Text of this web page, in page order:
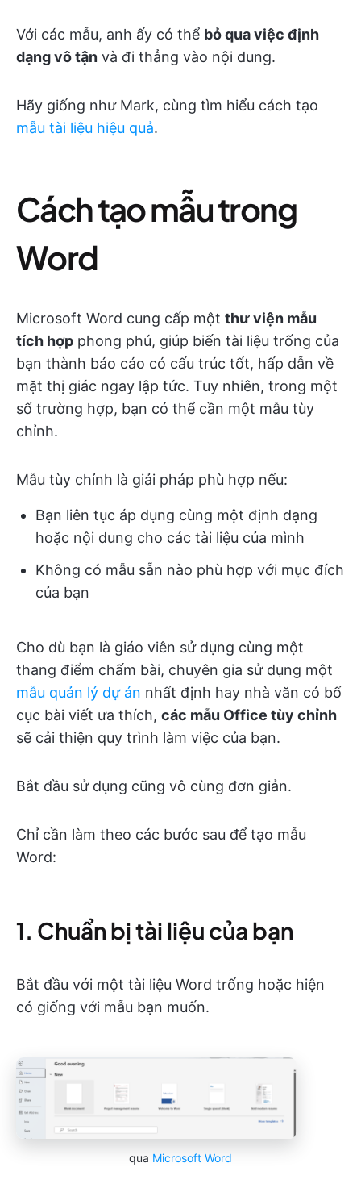
Với các mẫu, anh ấy có thể bỏ qua việc định
dạng vô tận và đi thẳng vào nội dung.
Hãy giống như Mark, cùng tìm hiểu cách tạo
mẫu tài liệu hiệu quả.
Cách tạo mẫu trong
Word
Microsoft Word cung cấp một thư viện mẫu
tích hợp phong phú, giúp biến tài liệu trống của
bạn thành báo cáo có cấu trúc tốt, hấp dẫn về
mặt thị giác ngay lập tức. Tuy nhiên, trong một
số trường hợp, bạn có thể cần một mẫu tùy
chỉnh.
Mẫu tùy chỉnh là giải pháp phù hợp nếu:
Bạn liên tục áp dụng cùng một định dạng
hoặc nội dung cho các tài liệu của mình
Không có mẫu sẵn nào phù hợp với mục đích
của bạn
Cho dù bạn là giáo viên sử dụng cùng một
thang điểm chấm bài, chuyên gia sử dụng một
mẫu quản lý dự án nhất định hay nhà văn có bố
cục bài viết ưa thích, các mẫu Office tùy chỉnh
sẽ cải thiện quy trình làm việc của bạn.
Bắt đầu sử dụng cũng vô cùng đơn giản.
Chỉ cần làm theo các bước sau để tạo mẫu
Word:
1. Chuẩn bị tài liệu của bạn
Bắt đầu với một tài liệu Word trống hoặc hiện
có giống với mẫu bạn muốn.
qua Microsoft Word